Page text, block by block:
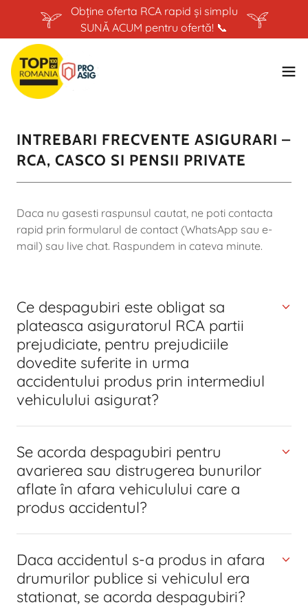
Obține oferta RCA rapid și simplu
SUNĂ ACUM pentru ofertă! 📞
INTREBARI FRECVENTE ASIGURARI –
RCA, CASCO SI PENSII PRIVATE
Daca nu gasesti raspunsul cautat, ne poti contacta
rapid prin formularul de contact (WhatsApp sau e-
mail) sau live chat. Raspundem in cateva minute.
Ce despagubiri este obligat sa
plateasca asiguratorul RCA partii
prejudiciate, pentru prejudiciile
dovedite suferite in urma
accidentului produs prin intermediul
vehiculului asigurat?
Se acorda despagubiri pentru
avarierea sau distrugerea bunurilor
aflate în afara vehiculului care a
produs accidentul?
Daca accidentul s-a produs in afara
drumurilor publice si vehiculul era
stationat, se acorda despagubiri?